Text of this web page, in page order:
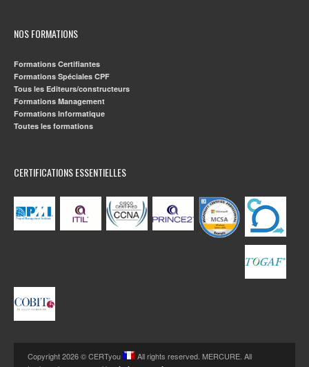
NOS FORMATIONS
Formations Certifiantes
Formations Spéciales CPF
Tous les Editeurs/constructeurs
Formations Management
Formations Informatique
Toutes les formations
CERTIFICATIONS ESSENTIELLES
Copyright 2026 © CERTyou
All rights reserved. MERCURE. All